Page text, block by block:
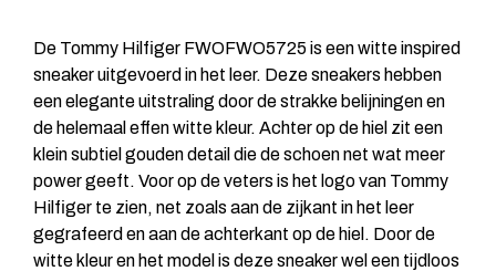
De Tommy Hilfiger FWOFWO5725 is een witte inspired
sneaker uitgevoerd in het leer. Deze sneakers hebben
een elegante uitstraling door de strakke belijningen en
de helemaal effen witte kleur. Achter op de hiel zit een
klein subtiel gouden detail die de schoen net wat meer
power geeft. Voor op de veters is het logo van Tommy
Hilfiger te zien, net zoals aan de zijkant in het leer
gegrafeerd en aan de achterkant op de hiel. Door de
witte kleur en het model is deze sneaker wel een tijdloos